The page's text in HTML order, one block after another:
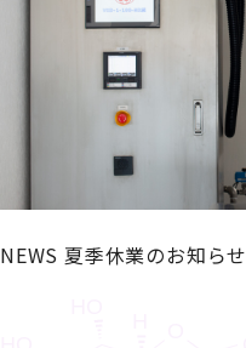
NEWS 夏季休業のお知らせ